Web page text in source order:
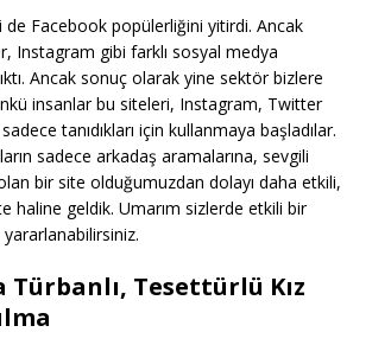
de Facebook popülerliğini yitirdi. Ancak
Instagram gibi farklı sosyal medya
Ancak sonuç olarak yine sektör bizlere
insanlar bu siteleri, Instagram, Twitter
tanıdıkları için kullanmaya başladılar.
sadece arkadaş aramalarına, sevgili
bir site olduğumuzdan dolayı daha etkili,
haline geldik. Umarım sizlerde etkili bir
Türbanlı, Tesettürlü Kız